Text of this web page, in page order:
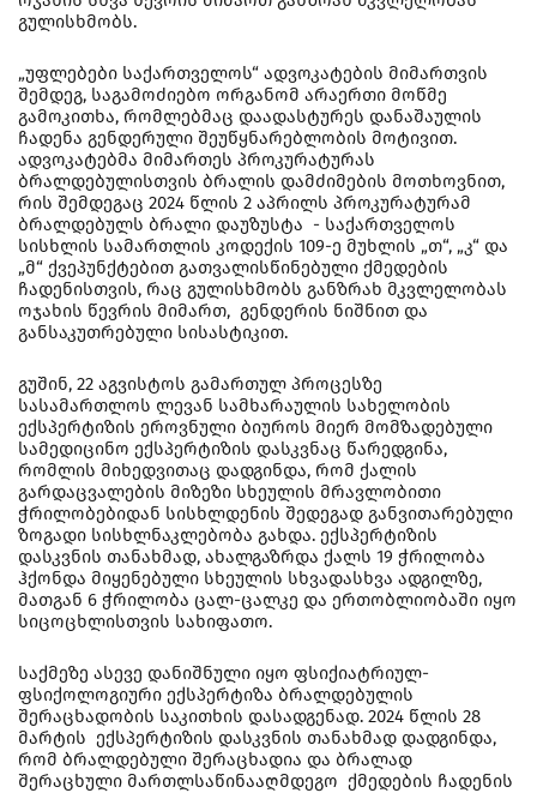
გულისხმობს.
„უფლებები საქართველოს“ ადვოკატების მიმართვის
შემდეგ, საგამოძიებო ორგანომ არაერთი მოწმე
გამოკითხა, რომლებმაც დაადასტურეს დანაშაულის
ჩადენა გენდერული შეუწყნარებლობის მოტივით.
ადვოკატებმა მიმართეს პროკურატურას
ბრალდებულისთვის ბრალის დამძიმების მოთხოვნით,
რის შემდეგაც 2024 წლის 2 აპრილს პროკურატურამ
ბრალდებულს ბრალი დაუზუსტა - საქართველოს
სისხლის სამართლის კოდექის 109-ე მუხლის „თ“, „კ“ და
„მ“ ქვეპუნქტებით გათვალისწინებული ქმედების
ჩადენისთვის, რაც გულისხმობს განზრახ მკვლელობას
ოჯახის წევრის მიმართ, გენდერის ნიშნით და
განსაკუთრებული სისასტიკით.
გუშინ, 22 აგვისტოს გამართულ პროცესზე
სასამართლოს ლევან სამხარაულის სახელობის
ექსპერტიზის ეროვნული ბიუროს მიერ მომზადებული
სამედიცინო ექსპერტიზის დასკვნაც წარედგინა,
რომლის მიხედვითაც დადგინდა, რომ ქალის
გარდაცვალების მიზეზი სხეულის მრავლობითი
ჭრილობებიდან სისხლდენის შედეგად განვითარებული
ზოგადი სისხლნაკლებობა გახდა. ექსპერტიზის
დასკვნის თანახმად, ახალგაზრდა ქალს 19 ჭრილობა
ჰქონდა მიყენებული სხეულის სხვადასხვა ადგილზე,
მათგან 6 ჭრილობა ცალ-ცალკე და ერთობლიობაში იყო
სიცოცხლისთვის სახიფათო.
საქმეზე ასევე დანიშნული იყო ფსიქიატრიულ-
ფსიქოლოგიური ექსპერტიზა ბრალდებულის
შერაცხადობის საკითხის დასადგენად. 2024 წლის 28
მარტის ექსპერტიზის დასკვნის თანახმად დადგინდა,
რომ ბრალდებული შერაცხადია და ბრალად
შერაცხული მართლსაწინააღმდეგო ქმედების ჩადენის